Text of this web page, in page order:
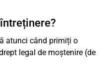
atunci când primiți o
legal de moștenire (de